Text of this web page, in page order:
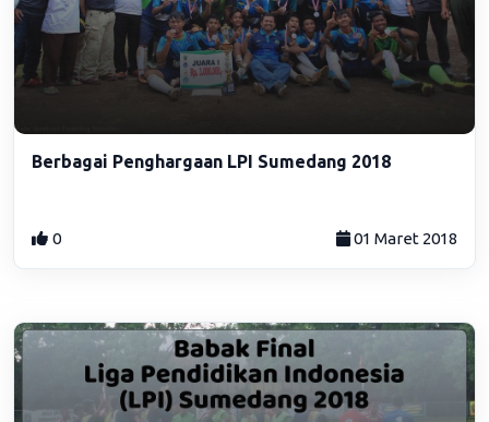
Berbagai Penghargaan LPI Sumedang 2018
0 01 Maret 2018